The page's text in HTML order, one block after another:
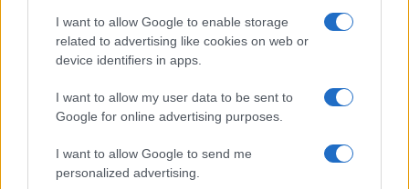
I want to allow Google to enable storage
related to advertising like cookies on web or
device identifiers in apps.
I want to allow my user data to be sent to
Google for online advertising purposes.
I want to allow Google to send me
personalized advertising.
2026.06.29| Phone Arena
A szeptemberi eseményen az iPhone 18 Pro modellek
mellett a régóta pletykált hajlítható iPhone Ultra is
találgatások továbbra is beárnyékolják a rajtot.
Az Android rejtett automatizmusai: hat
funkció, amely észrevétlenül könnyíti
meg a mindennapokat